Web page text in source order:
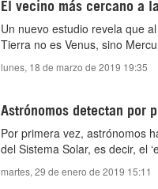
El vecino más cercano a
Un nuevo estudio revela que
Tierra no es Venus, sino
lunes, 18 de marzo de 2019 19:35
Astrónomos detectan por
Por primera vez, astrónomos
del Sistema Solar, es decir, el
martes, 29 de enero de 2019 15:11